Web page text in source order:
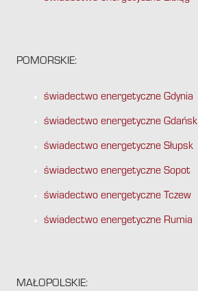
POMORSKIE:
świadectwo energetyczne Gdynia
świadectwo energetyczne Gdańsk
świadectwo energetyczne Słupsk
świadectwo energetyczne Sopot
świadectwo energetyczne Tczew
świadectwo energetyczne Rumia
MAŁOPOLSKIE: